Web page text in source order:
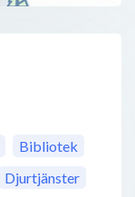
Bibliotek
Djurtjänster